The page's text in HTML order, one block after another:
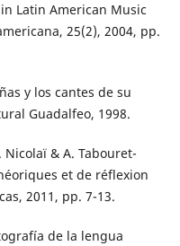
Latin American Music
25(2), 2004, pp.
y los cantes de su
Guadalfeo, 1998.
Nicolaï & A. Tabouret-
et de réflexion
2011, pp. 7-13.
de la lengua